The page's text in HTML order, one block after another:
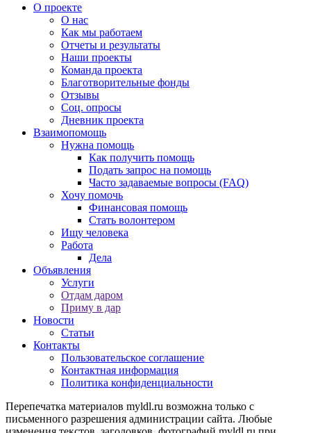
О проекте
О нас
Как мы работаем
Отчеты и результаты
Наши проекты
Команда проекта
Благотворительные фонды
Отзывы
Соц. опросы
Дневник проекта
Взаимопомощь
Нужна помощь
Как получить помощь
Подать запрос на помощь
Часто задаваемые вопросы (FAQ)
Хочу помочь
Финансовая помощь
Стать волонтером
Ищу человека
Работа
Дела
Объявления
Услуги
Отдам даром
Приму в дар
Новости
Статьи
Контакты
Пользовательское соглашение
Контактная информация
Политика конфиденциальности
Перепечатка материалов myldl.ru возможна только с
письменного разрешения администрации сайта. Любые